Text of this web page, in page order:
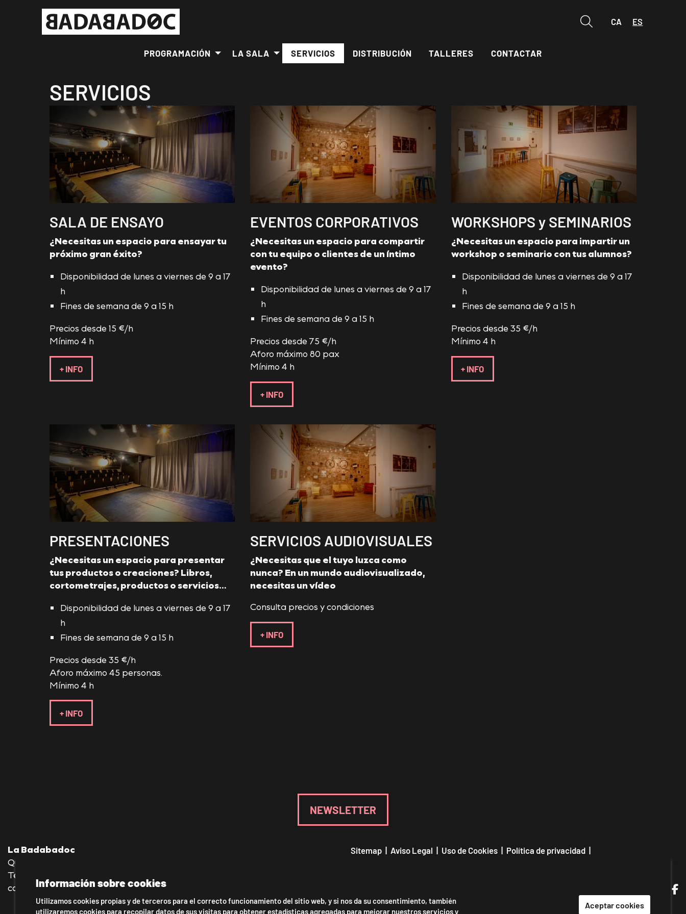
CA ES
PROGRAMACIÓN LA SALA SERVICIOS DISTRIBUCIÓN TALLERES CONTACTAR
SERVICIOS
SALA DE ENSAYO
¿Necesitas un espacio para ensayar tu
próximo gran éxito?
Disponibilidad de lunes a viernes de 9 a 17
h
Fines de semana de 9 a 15 h
Precios desde 15 €/h
Mínimo 4 h
+ INFO
EVENTOS CORPORATIVOS
¿Necesitas un espacio para compartir
con tu equipo o clientes de un íntimo
evento?
Disponibilidad de lunes a viernes de 9 a 17
h
Fines de semana de 9 a 15 h
Precios desde 75 €/h
Aforo máximo 80 pax
Mínimo 4 h
+ INFO
WORKSHOPS y SEMINARIOS
¿Necesitas un espacio para impartir un
workshop o seminario con tus alumnos?
Disponibilidad de lunes a viernes de 9 a 17
h
Fines de semana de 9 a 15 h
Precios desde 35 €/h
Mínimo 4 h
+ INFO
PRESENTACIONES
¿Necesitas un espacio para presentar
tus productos o creaciones? Libros,
cortometrajes, productos o servicios…
Disponibilidad de lunes a viernes de 9 a 17
h
Fines de semana de 9 a 15 h
Precios desde 35 €/h
Aforo máximo 45 personas.
Mínimo 4 h
+ INFO
SERVICIOS AUDIOVISUALES
¿Necesitas que el tuyo luzca como
nunca? En un mundo audiovisualizado,
necesitas un vídeo
Consulta precios y condiciones
+ INFO
NEWSLETTER
La Badabadoc
Quevedo, 36 baixos—08012 Barcelona
Tel.: 930 245 140—636 176 039
contacto@labadabadoc-teatro.com
Sitemap | Aviso Legal | Uso de Cookies | Política de privacidad |
Link a
Link
Información sobre cookies
Utilizamos cookies propias y de terceros para el correcto funcionamiento del sitio web, y si nos da su consentimiento, también
utilizaremos cookies para recopilar datos de sus visitas para obtener estadísticas agregadas para mejorar nuestros servicios y
Aceptar cookies